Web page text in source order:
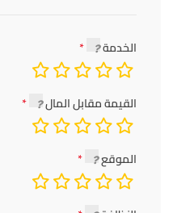
الخدمة
القيمة مقابل المال
الموقع